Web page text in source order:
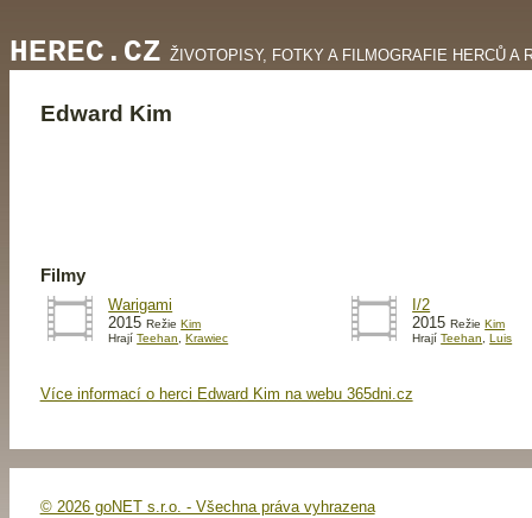
HEREC.CZ ŽIVOTOPISY, FOTKY A FILMOGRAFIE HERCŮ A
Edward Kim
Filmy
Warigami
2015RežieKim
HrajíTeehan ,Krawiec
I/2
2015RežieKim
HrajíTeehan ,Luis
Více informací o herci Edward Kim na webu 365dni.cz
© 2026 goNET s.r.o. - Všechna práva vyhrazena